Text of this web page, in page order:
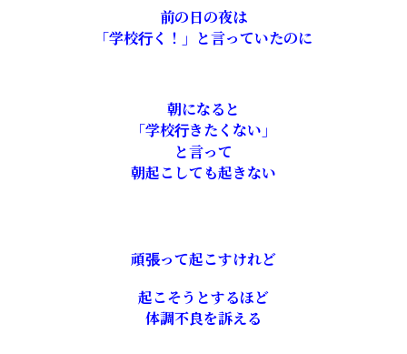
前の日の夜は
「学校行く！」と言っていたのに
朝になると
「学校行きたくない」
と言って
朝起こしても起きない
頑張って起こすけれど
起こそうとするほど
体調不良を訴える